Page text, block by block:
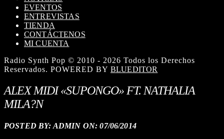
EVENTOS
ENTREVISTAS
TIENDA
CONTÁCTENOS
MI CUENTA
Radio Synth Pop © 2010 - 2026 Todos los Derechos
Reservados. POWERED BY BLUEDITOR
ALEX MIDI «SUPONGO» FT. NATHALIA
MILA?N
POSTED BY: ADMIN ON:07/06/2014